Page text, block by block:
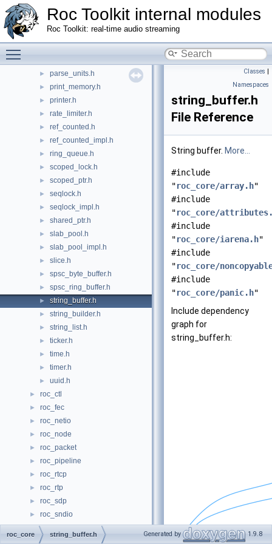
Roc Toolkit internal modules
Roc Toolkit: real-time audio streaming
noncopyable.h
noop_arena.h
optional.h
► parse_units.h
► print_memory.h
► printer.h
► rate_limiter.h
► ref_counted.h
► ref_counted_impl.h
► ring_queue.h
► scoped_lock.h
► scoped_ptr.h
► seqlock.h
► seqlock_impl.h
► shared_ptr.h
► slab_pool.h
► slab_pool_impl.h
► slice.h
► spsc_byte_buffer.h
► spsc_ring_buffer.h
► string_buffer.h
► string_builder.h
► string_list.h
► ticker.h
► time.h
► timer.h
► uuid.h
► roc_ctl
► roc_fec
► roc_netio
► roc_node
► roc_packet
► roc_pipeline
► roc_rtcp
► roc_rtp
► roc_sdp
► roc_sndio
► roc_status
File Members
Classes |
Namespaces
string_buffer.h
File Reference
String buffer. More...
#include
"roc_core/array.h"
#include
"roc_core/
#include
"roc_core/iarena.h"
#include
"roc_core/
#include
"roc_core/panic.h"
Include dependency
graph for
string_buffer.h:
roc_core string_buffer.h Generated by 1.9.8